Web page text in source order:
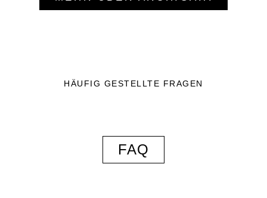
HÄUFIG GESTELLTE FRAGEN
FAQ